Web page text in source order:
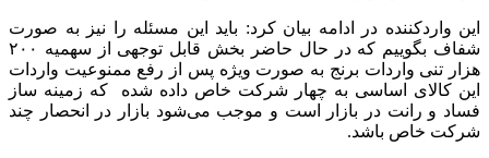
این واردکننده در ادامه بیان کرد: باید این مسئله را نیز به صورت
شفاف بگوییم که در حال حاضر بخش قابل توجهی از سهمیه ۲۰۰
هزار تنی واردات برنج به صورت ویژه پس از رفع ممنوعیت واردات
این کالای اساسی به چهار شرکت خاص داده شده که زمینه ساز
فساد و رانت در بازار است و موجب می‌شود بازار در انحصار چند
شرکت خاص باشد.